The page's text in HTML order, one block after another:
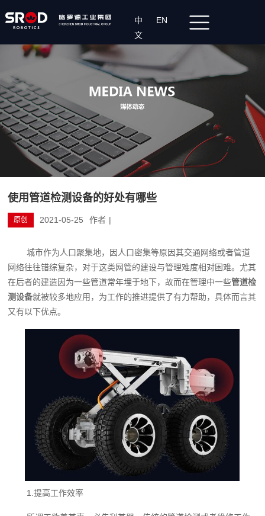
中
文
EN
使用管道检测设备的好处有哪些
原创 2021-05-25 作者 |
城市作为人口聚集地，因人口密集等原因其交通网络或者管道
网络往往错综复杂，对于这类网管的建设与管理难度相对困难。尤其
在后者的建造因为一些管道常年埋于地下，故而在管理中一些管道检
测设备就被较多地应用，为工作的推进提供了有力帮助，具体而言其
又有以下优点。
1.提高工作效率